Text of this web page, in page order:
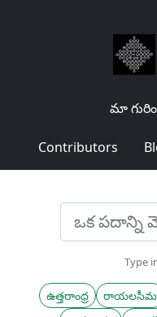
మా
Contributors
Type
ఉత్తరాంధ్ర రాయలసీమ